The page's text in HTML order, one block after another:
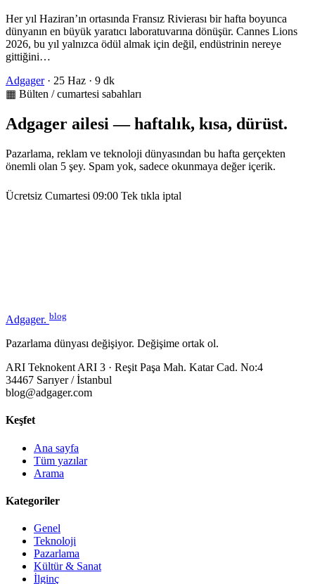
Her yıl Haziran’ın ortasında Fransız Rivierası bir hafta boyunca
dünyanın en büyük yaratıcı laboratuvarına dönüşür. Cannes Lions
2026, bu yıl yalnızca ödül almak için değil, endüstrinin nereye
gittiğini…
Adgager · 25 Haz · 9 dk
▦ Bülten / cumartesi sabahları
Adgager ailesi — haftalık, kısa, dürüst.
Pazarlama, reklam ve teknoloji dünyasından bu hafta gerçekten
önemli olan 5 şey. Spam yok, sadece okunmaya değer içerik.
Ücretsiz Cumartesi 09:00 Tek tıkla iptal
Adgager. blog
Pazarlama dünyası değişiyor. Değişime ortak ol.
ARI Teknokent ARI 3 · Reşit Paşa Mah. Katar Cad. No:4
34467 Sarıyer / İstanbul
blog@adgager.com
Keşfet
Ana sayfa
Tüm yazılar
Arama
Kategoriler
Genel
Teknoloji
Pazarlama
Kültür & Sanat
İlginç